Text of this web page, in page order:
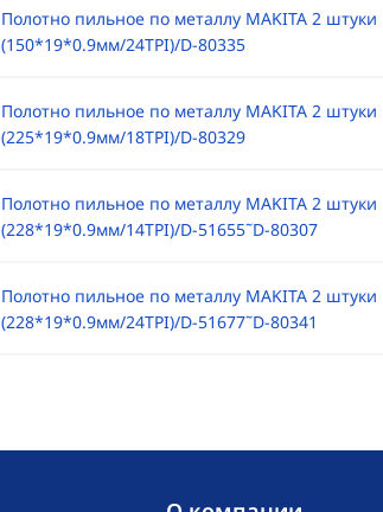
Полотно пильное по металлу MAKITA 2 штуки
(150*19*0.9мм/24TPI)/D-80335
Полотно пильное по металлу MAKITA 2 штуки
(225*19*0.9мм/18TPI)/D-80329
Полотно пильное по металлу MAKITA 2 штуки
(228*19*0.9мм/14TPI)/D-51655˜D-80307
Полотно пильное по металлу MAKITA 2 штуки
(228*19*0.9мм/24TPI)/D-51677˜D-80341